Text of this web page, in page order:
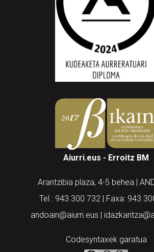
Aiurri.eus - Erroitz BM
Arantzibia plaza, 4-5 behea |
Tel.: 943 300 732 | Faxa: 943
andoain@aiurri.eus |
Codesyntaxek garatua